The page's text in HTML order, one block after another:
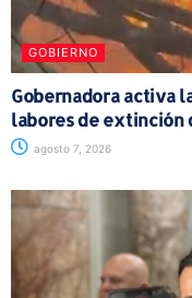
GOBIERNO
Gobernadora activa
labores de extinción
agosto 7, 2026